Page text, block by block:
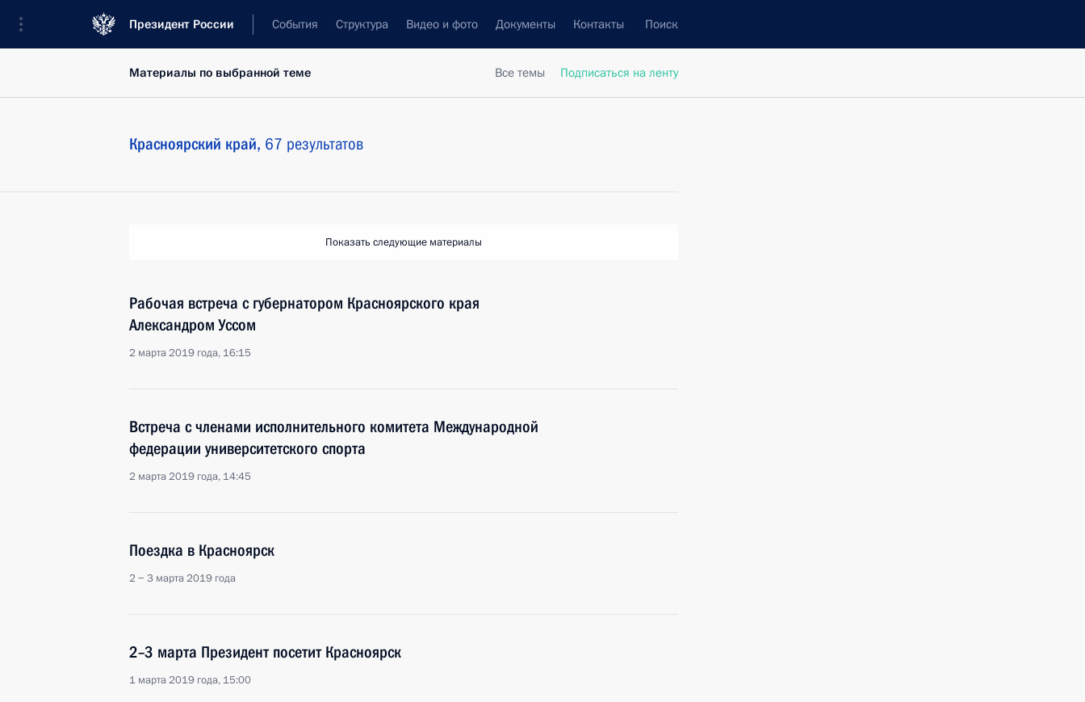
Президент России События Структура Видео и фото Документы Контакты Поиск
Все темы Подписаться на ленту
Материалы по выбранной теме
Красноярский край, 67 результатов
Показать следующие материалы
Рабочая встреча с губернатором Красноярского края
Александром Уссом
2 марта 2019 года, 16:15
Встреча с членами исполнительного комитета Международной
федерации университетского спорта
2 марта 2019 года, 14:45
Поездка в Красноярск
2 − 3 марта 2019 года
2–3 марта Президент посетит Красноярск
1 марта 2019 года, 15:00